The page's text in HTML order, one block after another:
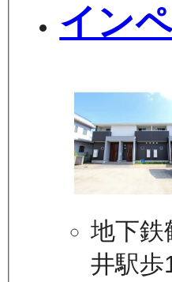
イン
地下鉄
井駅歩